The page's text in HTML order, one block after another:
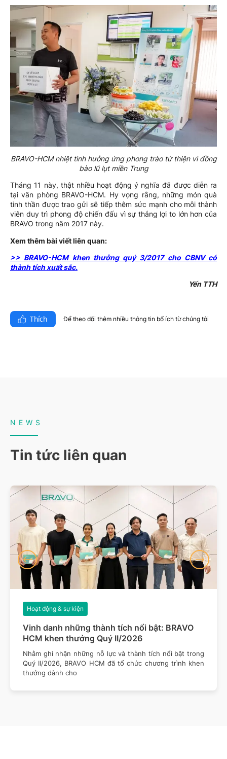
BRAVO-HCM nhiệt tình hưởng ứng phong trào từ thiện vì đồng
bào lũ lụt miền Trung
Tháng 11 này, thật nhiều hoạt động ý nghĩa đã được diễn ra
tại văn phòng BRAVO-HCM. Hy vọng rằng, những món quà
tinh thần được trao gửi sẽ tiếp thêm sức mạnh cho mỗi thành
viên duy trì phong độ chiến đấu vì sự thắng lợi to lớn hơn của
BRAVO trong năm 2017 này.
Xem thêm bài viết liên quan:
>> BRAVO-HCM khen thưởng quý 3/2017 cho CBNV có
thành tích xuất sắc.
Yến TTH
Thích Để theo dõi thêm nhiều thông tin bổ ích từ chúng tôi​
NEWS
Tin tức liên quan
Vinh danh những thành tích nổi bật: BRAVO
HCM khen thưởng Quý II/2026
Hoạt động & sự kiện
Nhằm ghi nhận những nỗ lực và thành tích nổi bật trong
Quý II/2026, BRAVO HCM đã tổ chức chương trình khen
thưởng dành cho